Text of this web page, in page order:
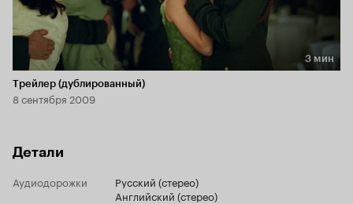
Длительность 3 мин
3 мин
Трейлер (дублированный)
8 сентября 2009
Детали
Аудиодорожки
Русский (стерео)
Английский (стерео)